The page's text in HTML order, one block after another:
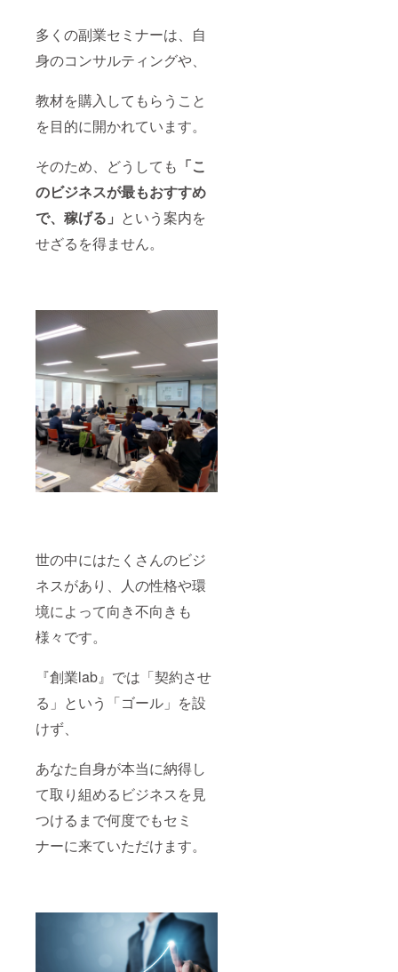
多くの副業セミナーは、自
身のコンサルティングや、
教材を購入してもらうこと
を目的に開かれています。
そのため、どうしても 「こ
のビジネスが最もおすすめ
で、稼げる」 という案内を
せざるを得ません。
世の中にはたくさんのビジ
ネスがあり、人の性格や環
境によって向き不向きも
様々です。
『創業lab』では「契約させ
る」という「ゴール」を設
けず、
あなた自身が本当に納得し
て取り組めるビジネスを見
つけるまで何度でもセミ
ナーに来ていただけます。